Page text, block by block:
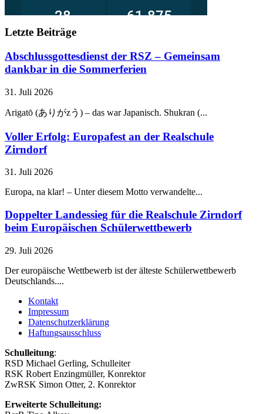
Letzte Beiträge
Abschlussgottesdienst der RSZ – Gemeinsam
dankbar in die Sommerferien
31. Juli 2026
Arigatō (ありがzう) – das war Japanisch. Shukran (...
Voller Erfolg: Europafest an der Realschule
Zirndorf
31. Juli 2026
Europa, na klar! – Unter diesem Motto verwandelte...
Doppelter Landessieg für die Realschule Zirndorf
beim Europäischen Schülerwettbewerb
29. Juli 2026
Der europäische Wettbewerb ist der älteste Schülerwettbewerb
Deutschlands....
Kontakt
Impressum
Datenschutzerklärung
Haftungsausschluss
Schulleitung:
RSD Michael Gerling, Schulleiter
RSK Robert Enzingmüller, Konrektor
ZwRSK Simon Otter, 2. Konrektor
Erweiterte Schulleitung: